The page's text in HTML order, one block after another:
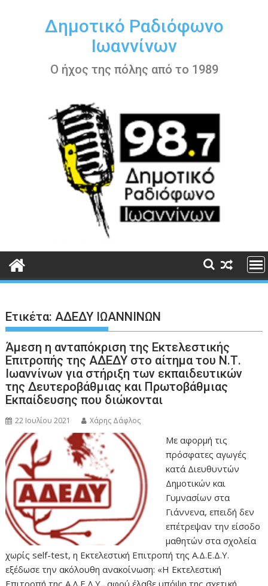
περιεχόμενοΔημοτικό Ραδιόφωνο
Ιωαννίνων
Ο ήχος της πόλης από το 1989
Ετικέτα:ΑΔΕΔΥ ΙΩΑΝΝΙΝΩΝ
Άμεση η ανταπόκριση της Εκτελεστικής
Επιτροπής της ΑΔΕΔΥ στο αίτημα του Ν.Τ.
Ιωαννίνων για στήριξη των εκπαιδευτικών
της Δευτεροβάθμιας και Πρωτοβάθμιας
Εκπαίδευσης που διώκονται
22 Ιουλίου 2021 Χάρης Δάφλος
Με αφορμή τις
πρόσφατες αγωγές
κατά Διευθυντών
Δημοτικών και
Γυμνασίων στα
Γιάννενα, επειδή δεν
επέτρεψαν την είσοδο
μαθητών στα σχολεία
χωρίς self-test, η Εκτελεστική Επιτροπή της Α.Δ.Ε.Δ.Υ.
εξέδωσε την ακόλουθη ανακοίνωση: «Η Εκτελεστική
Επιτροπή της Α.Δ.Ε.Δ.Υ., αφού έλαβε υπόψη της σχετική